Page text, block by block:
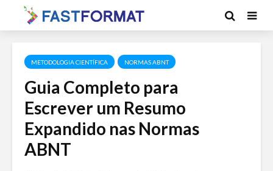
METODOLOGIA CIENTÍFICA NORMAS ABNT
Guia Completo para
Escrever um Resumo
Expandido nas Normas
ABNT